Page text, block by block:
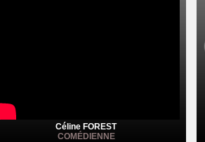
Céline FOREST
COMÉDIENNE